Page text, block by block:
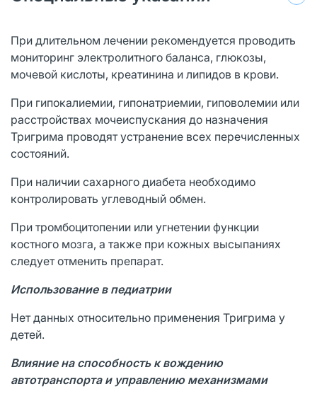
При длительном лечении рекомендуется проводить
мониторинг электролитного баланса, глюкозы,
мочевой кислоты, креатинина и липидов в крови.
При гипокалиемии, гипонатриемии, гиповолемии или
расстройствах мочеиспускания до назначения
Тригрима проводят устранение всех перечисленных
состояний.
При наличии сахарного диабета необходимо
контролировать углеводный обмен.
При тромбоцитопении или угнетении функции
костного мозга, а также при кожных высыпаниях
следует отменить препарат.
Использование в педиатрии
Нет данных относительно применения Тригрима у
детей.
Влияние на способность к вождению
автотранспорта и управлению механизмами